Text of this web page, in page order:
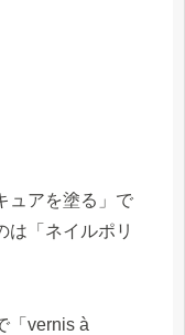
ュアを塗る」で
は「ネイルポリ
「vernis à